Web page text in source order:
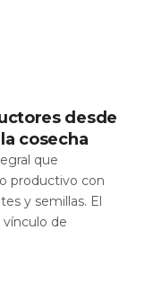
desde
cosecha
que
productivo con
y semillas. El
de